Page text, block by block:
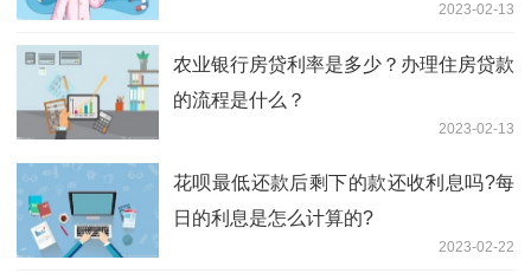
2023-02-13
农业银行房贷利率是多少？办理住房贷款
的流程是什么？
2023-02-13
花呗最低还款后剩下的款还收利息吗?每
日的利息是怎么计算的?
2023-02-22